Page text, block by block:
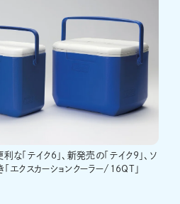
「テイク6」、新発売の「テイク9」、ソ
エクスカーションクーラー/16QT」